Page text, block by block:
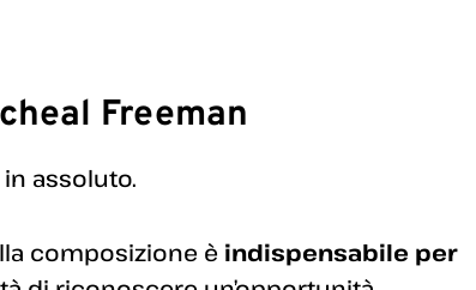
Freeman
assoluto.
composizione è indispensabile per